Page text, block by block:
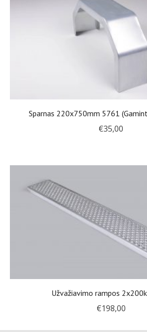
Sparnas 220x750mm 5761
€35,00
Užvažiavimo rampos
€198,00